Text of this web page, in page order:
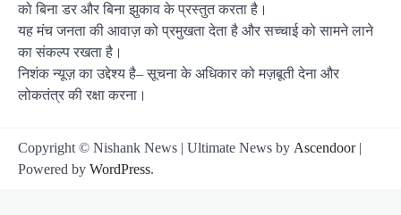
को बिना डर और बिना झुकाव के प्रस्तुत करता है।
यह मंच जनता की आवाज़ को प्रमुखता देता है और सच्चाई को सामने लाने
का संकल्प रखता है।
निशंक न्यूज़ का उद्देश्य है– सूचना के अधिकार को मज़बूती देना और
लोकतंत्र की रक्षा करना।
Copyright © Nishank News | Ultimate News by Ascendoor|
Powered by WordPress.